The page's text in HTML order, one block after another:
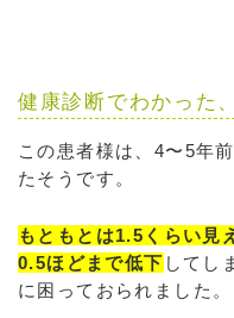
健康診断でわかった
この患者様は、4〜5年
たそうです。
もともとは1.5くらい見
0.5ほどまで低下 してし
に困っておられました。